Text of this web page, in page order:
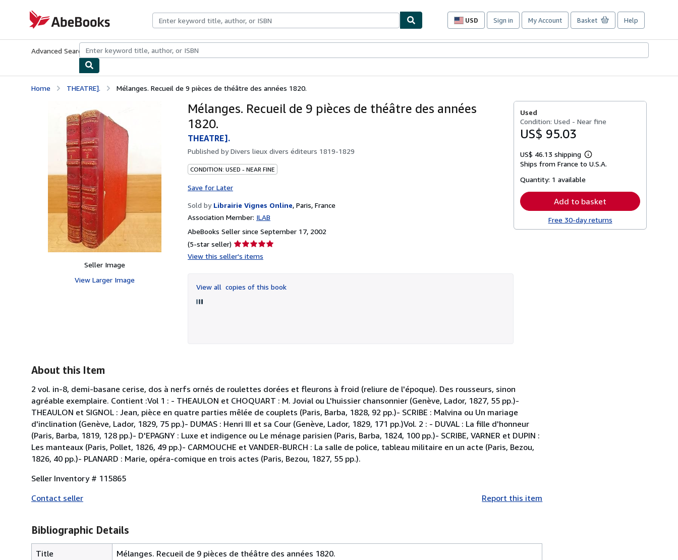
AbeBooks.com
USD
Site
preferences
Sign in My Account Basket Help
Advanced Search Browse CollectionsRare BooksArt & Collectibles
Home THEATRE]. Mélanges. Recueil de 9 pièces de théâtre des années 1820.
Seller Image
View Larger Image
Mélanges. Recueil de 9 pièces de théâtre des années
1820.
THEATRE].
Published byDivers lieux divers éditeurs 1819-1829
CONDITION: USED - NEAR FINE
Save for Later
Sold by Librairie Vignes Online, Paris, France
Association Member: ILAB
AbeBooks Seller since September 17, 2002
(5-star seller) Seller
rating
of
5
View this seller's items
View all copies of this book
Used
Condition: Used - Near fine
US$ 95.03
US$ 46.13 shipping
Learn
more
Ships from France to U.S.A.
Quantity: 1 available
Add to basket
Free 30-day returns
About this Item
2 vol. in-8, demi-basane cerise, dos à nerfs ornés de roulettes dorées et fleurons à froid (reliure de l'époque). Des rousseurs, sinon
agréable exemplaire. Contient :Vol 1 : - THEAULON et CHOQUART : M. Jovial ou L'huissier chansonnier (Genève, Lador, 1827, 55 pp.)-
THEAULON et SIGNOL : Jean, pièce en quatre parties mêlée de couplets (Paris, Barba, 1828, 92 pp.)- SCRIBE : Malvina ou Un mariage
d'inclination (Genève, Lador, 1829, 75 pp.)- DUMAS : Henri III et sa Cour (Genève, Lador, 1829, 171 pp.)Vol. 2 : - DUVAL : La fille d'honneur
(Paris, Barba, 1819, 128 pp.)- D'EPAGNY : Luxe et indigence ou Le ménage parisien (Paris, Barba, 1824, 100 pp.)- SCRIBE, VARNER et DUPIN :
Les manteaux (Paris, Pollet, 1826, 49 pp.)- CARMOUCHE et VANDER-BURCH : La salle de police, tableau militaire en un acte (Paris, Bezou,
1826, 40 pp.)- PLANARD : Marie, opéra-comique en trois actes (Paris, Bezou, 1827, 55 pp.).
Seller Inventory # 115865
Contact seller
Report this item
Bibliographic Details
Title
Mélanges. Recueil de 9 pièces de théâtre des années 1820.